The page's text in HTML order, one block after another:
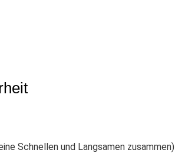
Schnellen und Langsamen zusammen)